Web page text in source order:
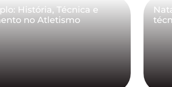
História, Técnica e
no Atletismo